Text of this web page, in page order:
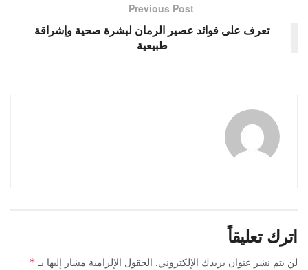
Previous Post
تعرف على فوائد عصير الرمان لبشرة صحية وإشراقة
طبيعية
اترك تعليقاً
لن يتم نشر عنوان بريدك الإلكتروني. الحقول الإلزامية مشار إليها بـ *